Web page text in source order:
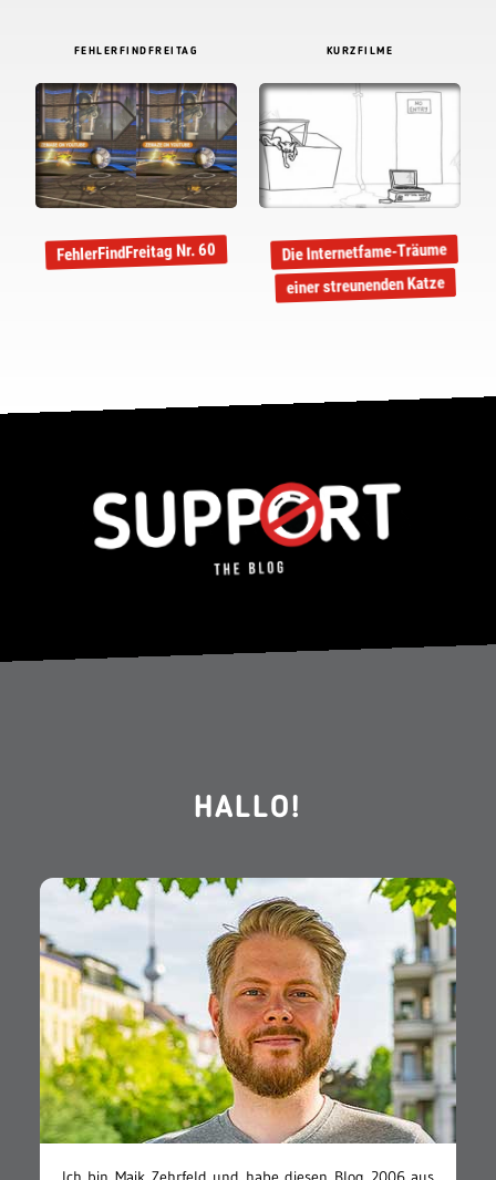
FEHLERFINDFREITAG
FehlerFindFreitag Nr. 60
KURZFILME
Die Internetfame-Träume
einer streunenden Katze
HALLO!